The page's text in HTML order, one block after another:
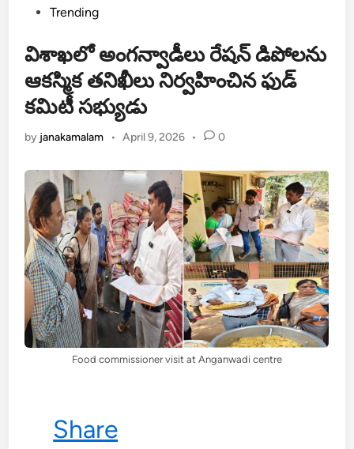
Trending
విశాఖలో అంగన్వాడీలు రేషన్ డిపోలను
ఆకస్మిక తనిఖీలు నిర్వహించిన ఫుడ్
కమిటీ సభ్యుడు
by janakamalam • April 9, 2026 • 0
Food commissioner visit at Anganwadi centre
Share